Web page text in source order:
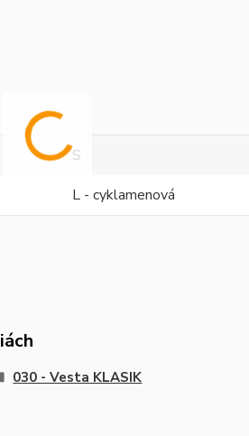
S
L - cyklamenová
030 - Vesta KLASIK